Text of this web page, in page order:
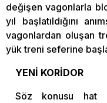
değişen vagonlarla
yıl başlatıldığını
vagonlardan oluşan
yük treni seferine
YENİ KORİDOR
Söz konusu hat